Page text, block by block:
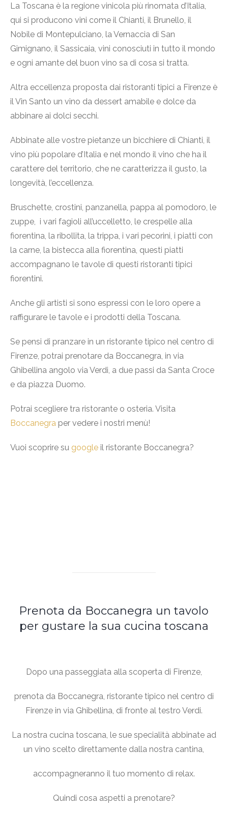
La Toscana è la regione vinicola più rinomata d’Italia,
qui si producono vini come il Chianti, il Brunello, il
Nobile di Montepulciano, la Vernaccia di San
Gimignano, il Sassicaia, vini conosciuti in tutto il mondo
e ogni amante del buon vino sa di cosa si tratta.
Altra eccellenza proposta dai ristoranti tipici a Firenze è
il Vin Santo un vino da dessert amabile e dolce da
abbinare ai dolci secchi.
Abbinate alle vostre pietanze un bicchiere di Chianti, il
vino più popolare d’Italia e nel mondo il vino che ha il
carattere del territorio, che ne caratterizza il gusto, la
longevità, l’eccellenza.
Bruschette, crostini, panzanella, pappa al pomodoro, le
zuppe, i vari fagioli all’uccelletto, le crespelle alla
fiorentina, la ribollita, la trippa, i vari pecorini, i piatti con
la carne, la bistecca alla fiorentina, questi piatti
accompagnano le tavole di questi ristoranti tipici
fiorentini.
Anche gli artisti si sono espressi con le loro opere a
raffigurare le tavole e i prodotti della Toscana.
Se pensi di pranzare in un ristorante tipico nel centro di
Firenze, potrai prenotare da Boccanegra, in via
Ghibellina angolo via Verdi, a due passi da Santa Croce
e da piazza Duomo.
Potrai scegliere tra ristorante o osteria. Visita
Boccanegra per vedere i nostri menù!
Vuoi scoprire su google il ristorante Boccanegra?
Prenota da Boccanegra un tavolo
per gustare la sua cucina toscana
Dopo una passeggiata alla scoperta di Firenze,
prenota da Boccanegra, ristorante tipico nel centro di
Firenze in via Ghibellina, di fronte al testro Verdi.
La nostra cucina toscana, le sue specialità abbinate ad
un vino scelto direttamente dalla nostra cantina,
accompagneranno il tuo momento di relax.
Quindi cosa aspetti a prenotare?